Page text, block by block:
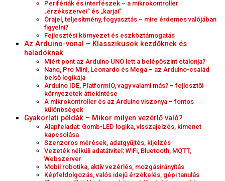
Perifériák és interfészek – a mikrokontroller
„érzékszervei” és „karjai”
Órajel, teljesítmény, fogyasztás – mire érdemes valójában
figyelni?
Fejlesztési környezet és eszköztámogatás
Az Arduino-vonal – Klasszikusok kezdőknek és
haladóknak
Miért pont az Arduino UNO lett a belépőszint etalonja?
Nano, Pro Mini, Leonardo és Mega – az Arduino-család
belső logikája
Arduino IDE, PlatformIO, vagy valami más? – fejlesztői
környezetek áttekintése
A mikrokontroller és az Arduino viszonya – fontos
különbségek
Gyakorlati példák – Mikor milyen vezérlő való?
Alapfeladat: Gomb-LED logika, visszajelzés, kimenet
kapcsolása
Szenzoros mérések, adatgyűjtés, kijelzés
Vezeték nélküli adatátvitel: WiFi, Bluetooth, MQTT,
Webszerver
Mobil robotika, aktív vezérlés, mozgásirányítás
Képfeldolgozás, valós idejű érzékelés, gépi tanulás